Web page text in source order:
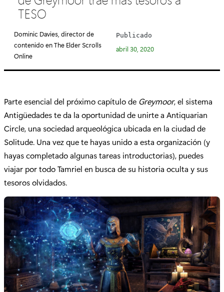
r
í
a
TESO
Dominic Davies, director de
contenido en The Elder Scrolls
Online
Publicado
abril 30, 2020
Parte esencial del próximo capítulo de Greymoor, el sistema
Antigüedades te da la oportunidad de unirte a Antiquarian
Circle, una sociedad arqueológica ubicada en la ciudad de
Solitude. Una vez que te hayas unido a esta organización (y
hayas completado algunas tareas introductorias), puedes
viajar por todo Tamriel en busca de su historia oculta y sus
tesoros olvidados.